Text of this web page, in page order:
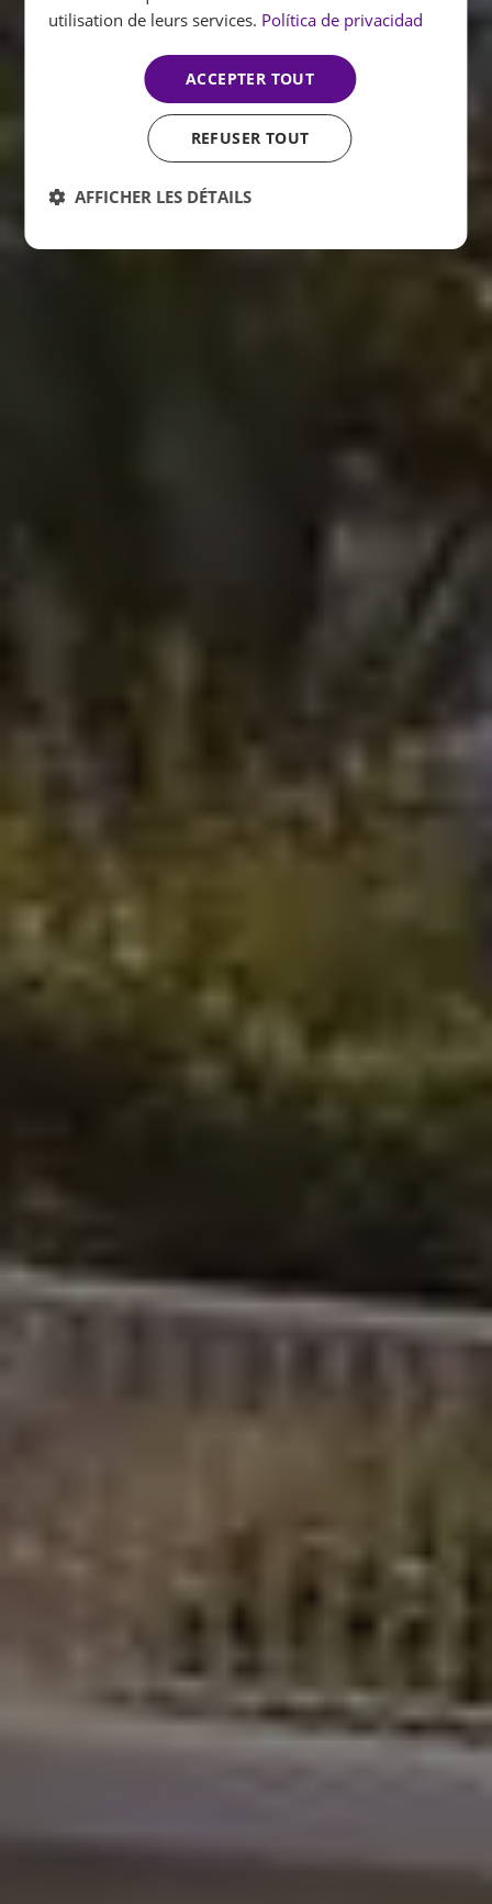
utilisation de leurs services. Política de privacidad
ACCEPTER TOUT
REFUSER TOUT
AFFICHER LES DÉTAILS